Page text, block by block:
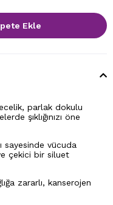
parlak dokulu
şıklığınızı öne
sayesinde vücuda
çekici bir siluet
zararlı, kanserojen